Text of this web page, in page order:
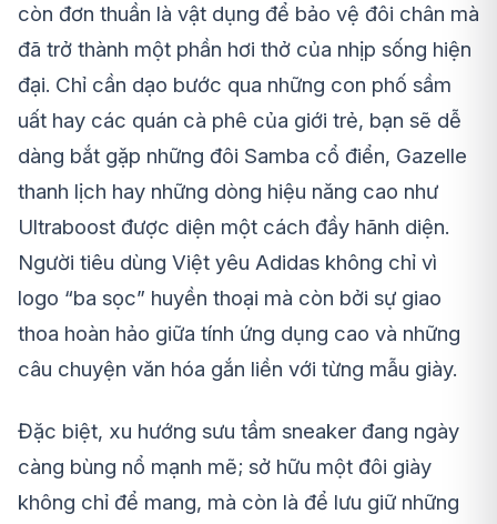
còn đơn thuần là vật dụng để bảo vệ đôi chân mà
đã trở thành một phần hơi thở của nhịp sống hiện
đại. Chỉ cần dạo bước qua những con phố sầm
uất hay các quán cà phê của giới trẻ, bạn sẽ dễ
dàng bắt gặp những đôi Samba cổ điển, Gazelle
thanh lịch hay những dòng hiệu năng cao như
Ultraboost được diện một cách đầy hãnh diện.
Người tiêu dùng Việt yêu Adidas không chỉ vì
logo “ba sọc” huyền thoại mà còn bởi sự giao
thoa hoàn hảo giữa tính ứng dụng cao và những
câu chuyện văn hóa gắn liền với từng mẫu giày.
Đặc biệt, xu hướng sưu tầm sneaker đang ngày
càng bùng nổ mạnh mẽ; sở hữu một đôi giày
không chỉ để mang, mà còn là để lưu giữ những